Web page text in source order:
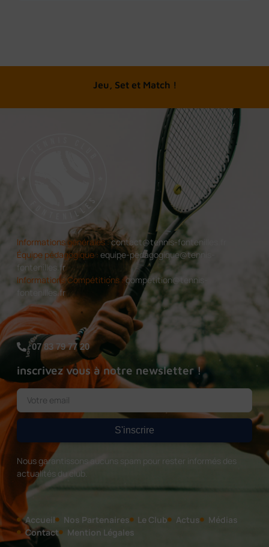
Jeu, Set et Match !
A chacun son tennis
Informations générales :contact@tennis-fontenilles.fr
Équipe pédagogique : equipe-pedagogique@tennis-
fontenilles.fr
Informations Compétitions :competition@tennis-
fontenilles.fr
07 83 79 77 20
inscrivez vous à notre newsletter !
S'inscrire
Nous garantissons aucuns spam pour rester informés des
actualités du club.
Accueil Nos Partenaires Le Club Actus
Médias
Contact
Mention Légales